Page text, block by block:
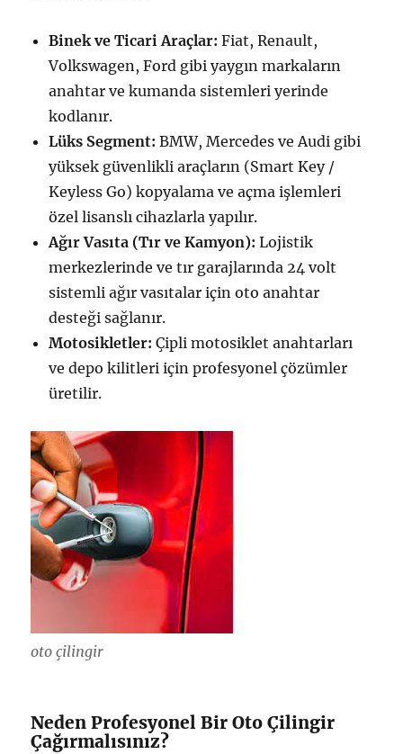
Binek ve Ticari Araçlar: Fiat, Renault,
Volkswagen, Ford gibi yaygın markaların
anahtar ve kumanda sistemleri yerinde
kodlanır.
Lüks Segment: BMW, Mercedes ve Audi gibi
yüksek güvenlikli araçların (Smart Key /
Keyless Go) kopyalama ve açma işlemleri
özel lisanslı cihazlarla yapılır.
Ağır Vasıta (Tır ve Kamyon): Lojistik
merkezlerinde ve tır garajlarında 24 volt
sistemli ağır vasıtalar için oto anahtar
desteği sağlanır.
Motosikletler: Çipli motosiklet anahtarları
ve depo kilitleri için profesyonel çözümler
üretilir.
oto çilingir
Neden Profesyonel Bir Oto Çilingir
Çağırmalısınız?